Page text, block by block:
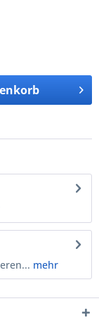
mehr